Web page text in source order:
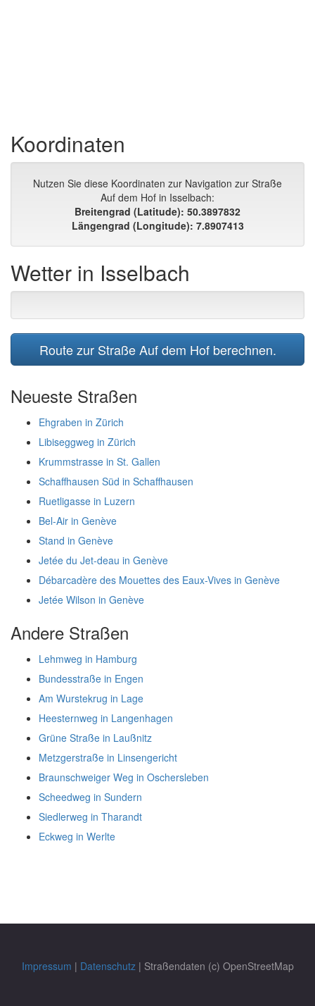
Koordinaten
Nutzen Sie diese Koordinaten zur Navigation zur Straße
Auf dem Hof in Isselbach:
Breitengrad (Latitude): 50.3897832
Längengrad (Longitude): 7.8907413
Wetter in Isselbach
Route zur Straße Auf dem Hof berechnen.
Neueste Straßen
Ehgraben in Zürich
Libiseggweg in Zürich
Krummstrasse in St. Gallen
Schaffhausen Süd in Schaffhausen
Ruetligasse in Luzern
Bel-Air in Genève
Stand in Genève
Jetée du Jet-deau in Genève
Débarcadère des Mouettes des Eaux-Vives in Genève
Jetée Wilson in Genève
Andere Straßen
Lehmweg in Hamburg
Bundesstraße in Engen
Am Wurstekrug in Lage
Heesternweg in Langenhagen
Grüne Straße in Laußnitz
Metzgerstraße in Linsengericht
Braunschweiger Weg in Oschersleben
Scheedweg in Sundern
Siedlerweg in Tharandt
Eckweg in Werlte
Impressum | Datenschutz| Straßendaten (c) OpenStreetMap